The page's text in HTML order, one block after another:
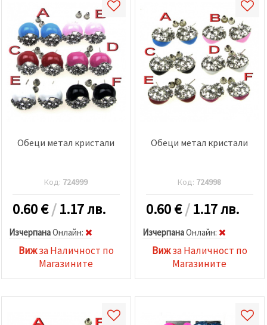
Обеци метал кристали
Код: 724999
0.60€/1.17 лв.
ИзчерпанаOнлайн:
Вижза Наличност по
Магазините
Обеци метал кристали
Код: 724998
0.60€/1.17 лв.
ИзчерпанаOнлайн:
Вижза Наличност по
Магазините